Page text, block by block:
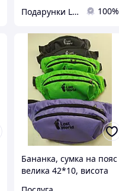
Подарунки LUX классу 100%
Бананка, сумка на пояс
велика 42*10, висота